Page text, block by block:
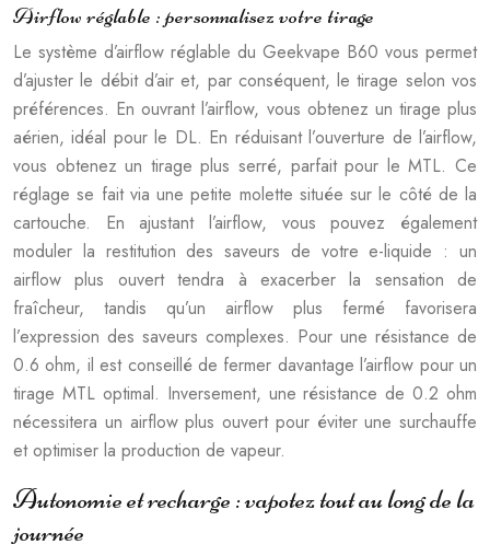
Airflow réglable : personnalisez votre tirage
Le système d’airflow réglable du Geekvape B60 vous permet
d’ajuster le débit d’air et, par conséquent, le tirage selon vos
préférences. En ouvrant l’airflow, vous obtenez un tirage plus
aérien, idéal pour le DL. En réduisant l’ouverture de l’airflow,
vous obtenez un tirage plus serré, parfait pour le MTL. Ce
réglage se fait via une petite molette située sur le côté de la
cartouche. En ajustant l’airflow, vous pouvez également
moduler la restitution des saveurs de votre e-liquide : un
airflow plus ouvert tendra à exacerber la sensation de
fraîcheur, tandis qu’un airflow plus fermé favorisera
l’expression des saveurs complexes. Pour une résistance de
0.6 ohm, il est conseillé de fermer davantage l’airflow pour un
tirage MTL optimal. Inversement, une résistance de 0.2 ohm
nécessitera un airflow plus ouvert pour éviter une surchauffe
et optimiser la production de vapeur.
Autonomie et recharge : vapotez tout au long de la
journée